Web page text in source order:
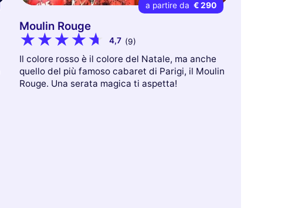
a partire da € 290
Moulin Rouge
4,7 (9)
Il colore rosso è il colore del Natale, ma anche
quello del più famoso cabaret di Parigi, il Moulin
Rouge. Una serata magica ti aspetta!